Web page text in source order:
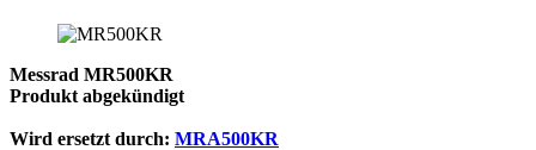
Messrad MR500KR
Produkt abgekündigt
Wird ersetzt durch: MRA500KR